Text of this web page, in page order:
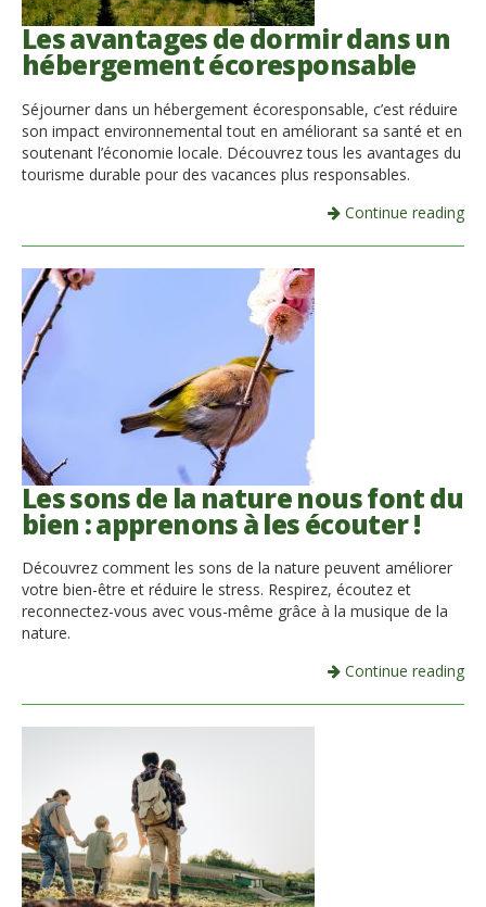
Les avantages de dormir dans un
hébergement écoresponsable
Séjourner dans un hébergement écoresponsable, c’est réduire
son impact environnemental tout en améliorant sa santé et en
soutenant l’économie locale. Découvrez tous les avantages du
tourisme durable pour des vacances plus responsables.
Continue reading
Les sons de la nature nous font du
bien : apprenons à les écouter !
Découvrez comment les sons de la nature peuvent améliorer
votre bien-être et réduire le stress. Respirez, écoutez et
reconnectez-vous avec vous-même grâce à la musique de la
nature.
Continue reading